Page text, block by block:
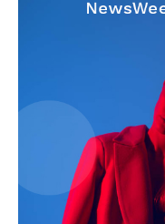
Contact us
Subscription Plans
My account